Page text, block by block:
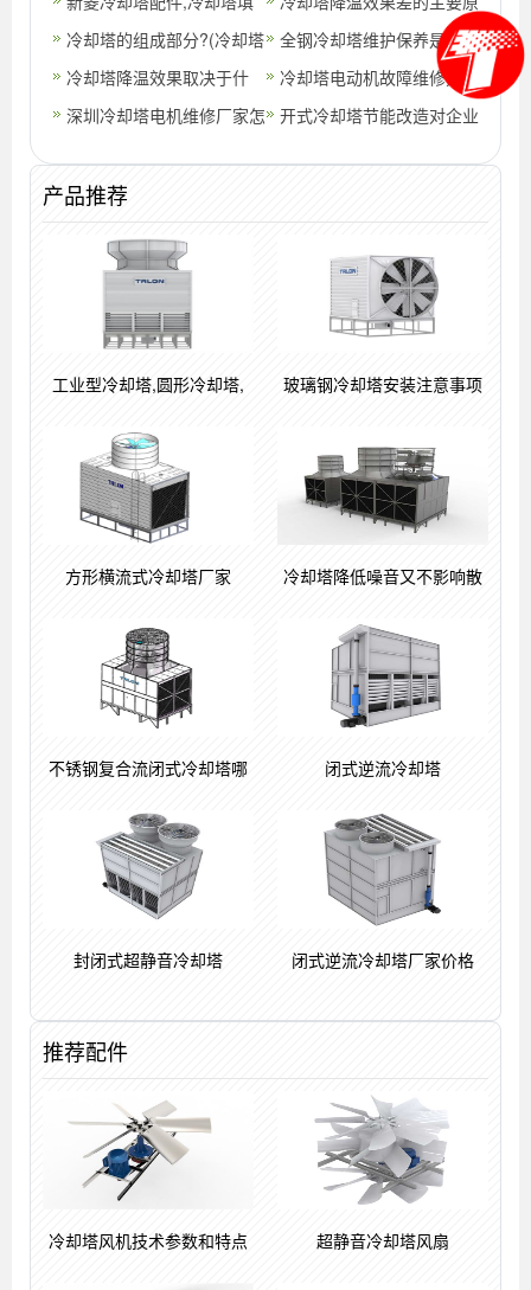
装吗)
料,冷却塔风机维修厂家
因
冷却塔的组成部分?(冷却塔
的基本组成部分)
全钢冷却塔维护保养是如何
操作呢？
冷却塔降温效果取决于什
么？
冷却塔电动机故障维修方法
深圳冷却塔电机维修厂家怎
意事项
开式冷却塔节能改造对企业
产品推荐
工业型冷却塔,圆形冷却塔, 玻璃钢冷却塔安装注意事项
方形横流式冷却塔厂家 冷却塔降低噪音又不影响散
不锈钢复合流闭式冷却塔哪 闭式逆流冷却塔
封闭式超静音冷却塔 闭式逆流冷却塔厂家价格
推荐配件
冷却塔风机技术参数和特点 超静音冷却塔风扇